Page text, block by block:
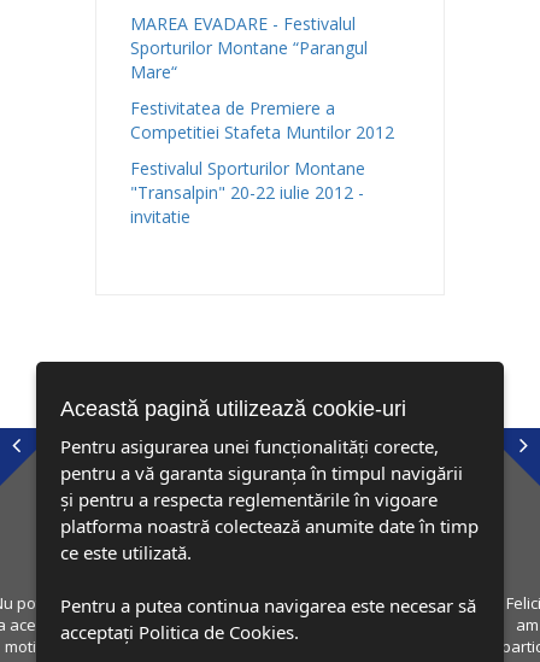
MAREA EVADARE - Festivalul
Sporturilor Montane “Parangul
Mare“
Festivitatea de Premiere a
Competitiei Stafeta Muntilor 2012
Festivalul Sporturilor Montane
"Transalpin" 20-22 iulie 2012 -
invitatie
Felicitari pentru tot ce faceti! Mai rar evenimente gratuite, desi la
inceput am crezut ca fiind ceva gratuit nu o sa fie cine stie ce, dar
dupa ce am participat la o etapa, mi-am schimbat parerea.
Această pagină utilizează cookie-uri
Pentru asigurarea unei funcționalități corecte,
pentru a vă garanta siguranța în timpul navigării
și pentru a respecta reglementările în vigoare
platforma noastră colectează anumite date în timp
ce este utilizată.
Pentru a putea continua navigarea este necesar să
acceptați Politica de Cookies.